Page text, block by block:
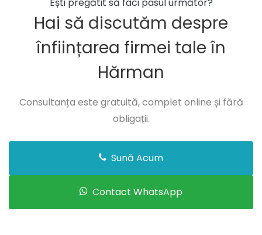
Hai să discutăm despre
înființarea firmei tale în
Hărman
Consultanța este gratuită, complet online și fără
obligații.
Sună Acum
Contact WhatsApp